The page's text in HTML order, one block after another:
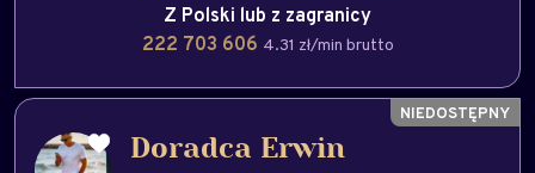
Z Polski lub z zagranicy
222 703 606 4.31 zł/min brutto
Doradca Erwin